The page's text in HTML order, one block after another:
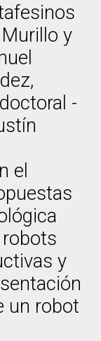
y
-
el
robots
y
un robot